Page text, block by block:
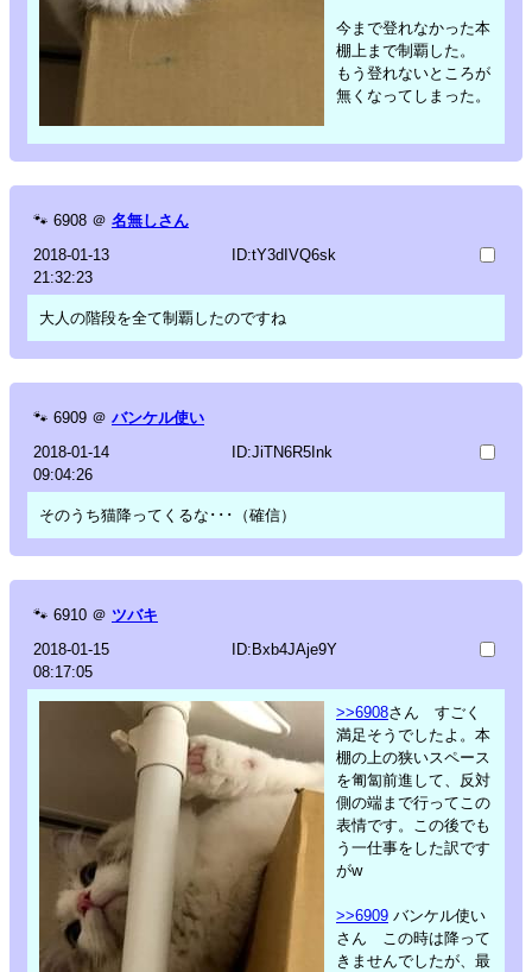
今まで登れなかった本
棚上まで制覇した。
もう登れないところが
無くなってしまった。
🐾 6908 ＠ 名無しさん
2018-01-13
21:32:23
ID:tY3dIVQ6sk
大人の階段を全て制覇したのですね
🐾 6909 ＠ バンケル使い
2018-01-14
09:04:26
ID:JiTN6R5Ink
そのうち猫降ってくるな･･･（確信）
🐾 6910 ＠ ツバキ
2018-01-15
08:17:05
ID:Bxb4JAje9Y
>>6908さん すごく
満足そうでしたよ。本
棚の上の狭いスペース
を匍匐前進して、反対
側の端まで行ってこの
表情です。この後でも
う一仕事をした訳です
がw
>>6909 バンケル使い
さん この時は降って
きませんでしたが、最